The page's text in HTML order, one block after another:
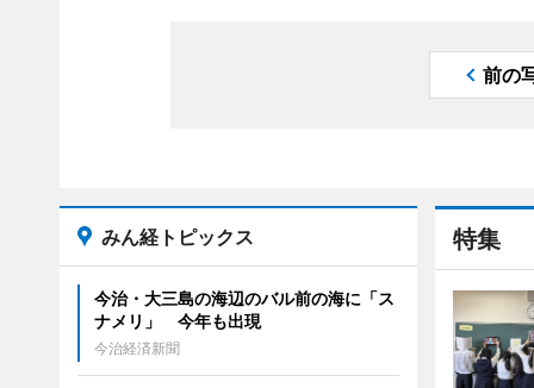
前の
特集
みん経トピックス
今治・大三島の海辺のバル前の海に「ス
ナメリ」 今年も出現
今治経済新聞